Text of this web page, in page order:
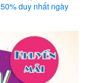
duy nhất ngày